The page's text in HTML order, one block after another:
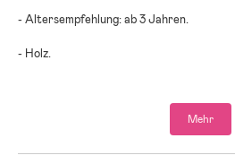
- Altersempfehlung: ab 3 Jahren.
- Holz.
Mehr